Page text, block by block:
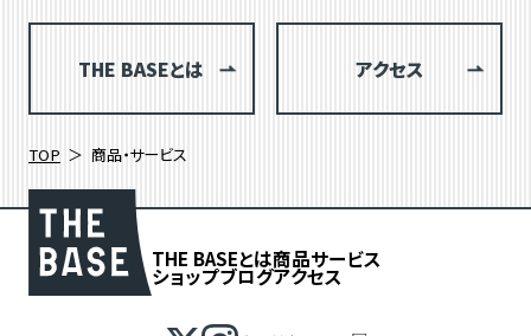
THE BASEとは アクセス
TOP 商品・サービス
THE BASEとは商品サービス
ショップブログアクセス